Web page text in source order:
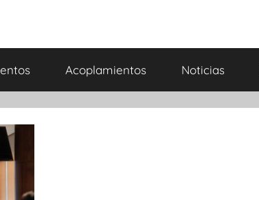
Acoplamientos Noticias